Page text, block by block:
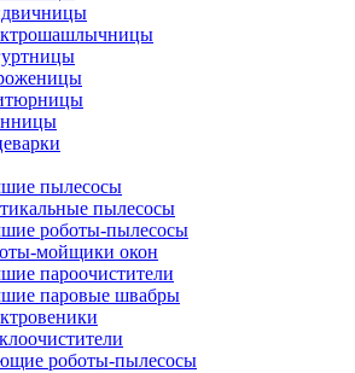
пылесосы
пылесосы
роботы-пылесосы
мойщики окон
пароочистители
паровые швабры
роботы-пылесосы